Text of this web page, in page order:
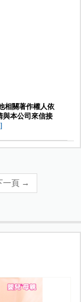
相關著作權人依
與本公司來信接
一頁 →